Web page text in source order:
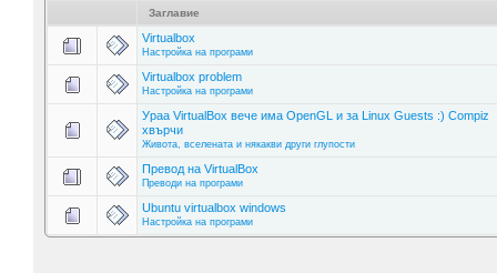
Заглавие
Virtualbox
Настройка на програми
Virtualbox problem
Настройка на програми
Ураа VirtualBox вече има OpenGL и за Linux Guests :) Compiz
хвърчи
Живота, вселената и някакви други глупости
Превод на VirtualBox
Преводи на програми
Ubuntu virtualbox windows
Настройка на програми